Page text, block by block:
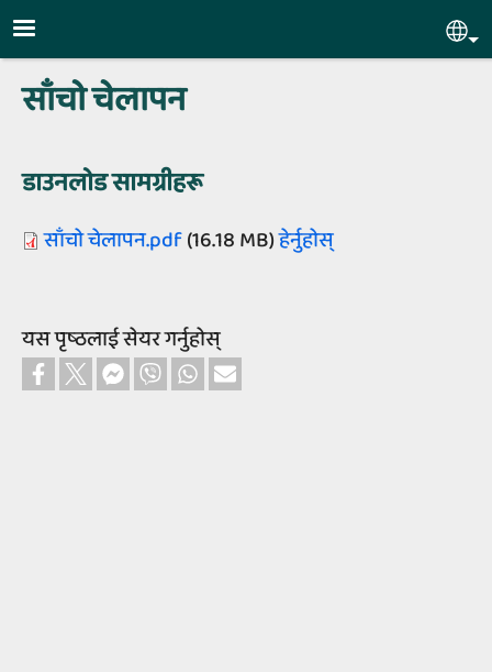
Skip to main content
साँचो चेलापन
डाउनलोड सामग्रीहरू
साँचो चेलापन.pdf(16.18 MB)हेर्नुहोस्‌
यस पृष्‍ठलाई सेयर गर्नुहोस्‌